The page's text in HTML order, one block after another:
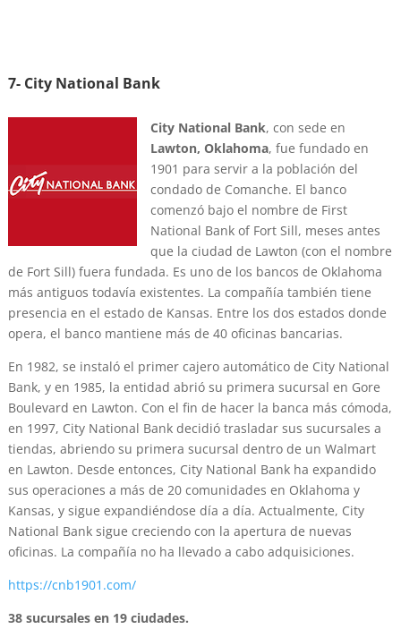
7- City National Bank
City National Bank, con sede en
Lawton, Oklahoma, fue fundado en
1901 para servir a la población del
condado de Comanche. El banco
comenzó bajo el nombre de First
National Bank of Fort Sill, meses antes
que la ciudad de Lawton (con el nombre
de Fort Sill) fuera fundada. Es uno de los bancos de Oklahoma
más antiguos todavía existentes. La compañía también tiene
presencia en el estado de Kansas. Entre los dos estados donde
opera, el banco mantiene más de 40 oficinas bancarias.
En 1982, se instaló el primer cajero automático de City National
Bank, y en 1985, la entidad abrió su primera sucursal en Gore
Boulevard en Lawton. Con el fin de hacer la banca más cómoda,
en 1997, City National Bank decidió trasladar sus sucursales a
tiendas, abriendo su primera sucursal dentro de un Walmart
en Lawton. Desde entonces, City National Bank ha expandido
sus operaciones a más de 20 comunidades en Oklahoma y
Kansas, y sigue expandiéndose día a día. Actualmente, City
National Bank sigue creciendo con la apertura de nuevas
oficinas. La compañía no ha llevado a cabo adquisiciones.
https://cnb1901.com/
38 sucursales en 19 ciudades.